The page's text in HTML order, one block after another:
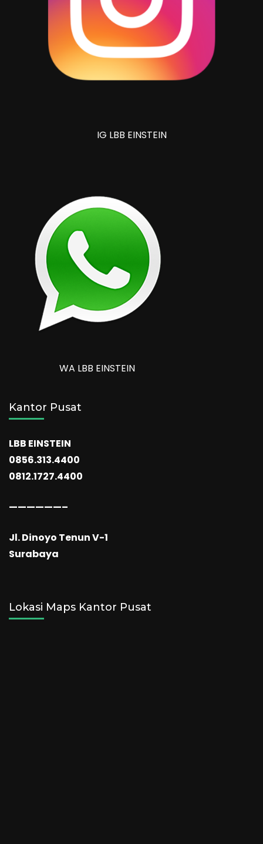
IG LBB EINSTEIN
WA LBB EINSTEIN
Kantor Pusat
LBB EINSTEIN
0856.313.4400
0812.1727.4400
——————–
Jl. Dinoyo Tenun V-1
Surabaya
Lokasi Maps Kantor Pusat